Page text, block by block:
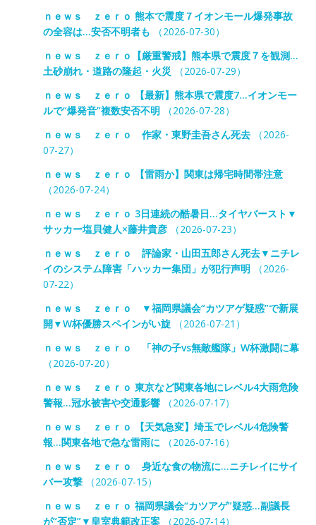
ｎｅｗｓ ｚｅｒｏ 熊本で震度７イオンモール爆発事故
の全容は…安否不明者も （2026-07-30）
ｎｅｗｓ ｚｅｒｏ【厳重警戒】熊本県で震度７を観測…
土砂崩れ・道路の隆起・火災
（2026-07-29）
ｎｅｗｓ ｚｅｒｏ 【最新】熊本県で震度7…イオンモー
ルで“爆発音”複数安否不明（2026-07-28）
ｎｅｗｓ ｚｅｒｏ 作家・東野圭吾さん死去（2026-
07-27）
ｎｅｗｓ ｚｅｒｏ 【雷雨か】関東は帰宅時間帯注意
（2026-07-24）
ｎｅｗｓ ｚｅｒｏ 3日連続の酷暑日…タイヤバースト▼
サッカー塩貝健人×藤井貴彦（2026-07-23）
ｎｅｗｓ ｚｅｒｏ 評論家・山田五郎さん死去▼ニチレ
イのシステム障害「ハッカー集団」が犯行声明（2026-
07-22）
ｎｅｗｓ ｚｅｒｏ ▼福岡県議会“カツアゲ疑惑”で新展
開▼W杯優勝スペインがい旋（2026-07-21）
ｎｅｗｓ ｚｅｒｏ 「神の子vs無敵艦隊」W杯激闘に幕
（2026-07-20）
ｎｅｗｓ ｚｅｒｏ 東京など関東各地にレベル4大雨危険
警報…冠水被害や交通影響（2026-07-17）
ｎｅｗｓ ｚｅｒｏ 【天気急変】埼玉でレベル4危険警
報…関東各地で急な雷雨に（2026-07-16）
ｎｅｗｓ ｚｅｒｏ 身近な食の物流に…ニチレイにサイ
バー攻撃（2026-07-15）
ｎｅｗｓ ｚｅｒｏ 福岡県議会“カツアゲ”疑惑…副議長
が“否定”▼皇室典範改正案（2026-07-14）